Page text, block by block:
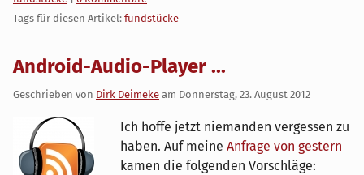
Tags für diesen Artikel: fundstücke
Android-Audio-Player ...
Geschrieben von Dirk Deimeke am Donnerstag, 23. August 2012
Ich hoffe jetzt niemanden vergessen zu
haben. Auf meine Anfrage von gestern
kamen die folgenden Vorschläge: